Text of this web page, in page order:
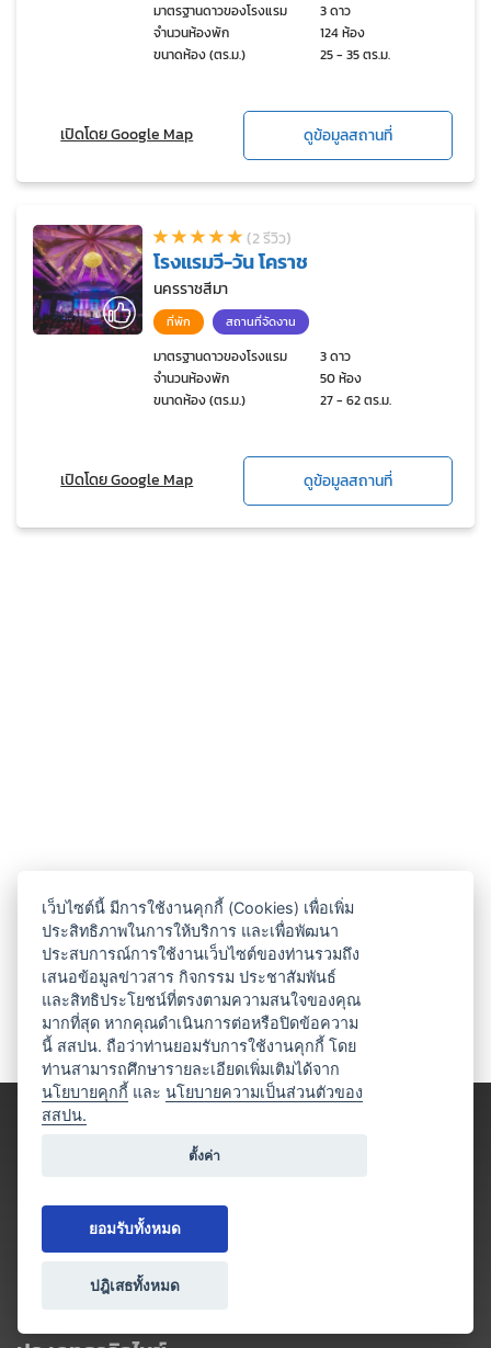
มาตรฐานดาวของโรงแรม
3 ดาว
จำนวนห้องพัก
124 ห้อง
ขนาดห้อง (ตร.ม.)
25 - 35 ตร.ม.
เปิดโดย Google Map ดูข้อมูลสถานที่
(2 รีวิว)
โรงแรมวี-วัน โคราช
นครราชสีมา
ที่พัก สถานที่จัดงาน
มาตรฐานดาวของโรงแรม
3 ดาว
จำนวนห้องพัก
50 ห้อง
ขนาดห้อง (ตร.ม.)
27 - 62 ตร.ม.
เปิดโดย Google Map ดูข้อมูลสถานที่
เว็บไซต์นี้ มีการใช้งานคุกกี้ (Cookies) เพื่อเพิ่ม
ประสิทธิภาพในการให้บริการ และเพื่อพัฒนา
ประสบการณ์การใช้งานเว็บไซต์ของท่านรวมถึง
เสนอข้อมูลข่าวสาร กิจกรรม ประชาสัมพันธ์
และสิทธิประโยชน์ที่ตรงตามความสนใจของคุณ
มากที่สุด หากคุณดำเนินการต่อหรือปิดข้อความ
นี้ สสปน. ถือว่าท่านยอมรับการใช้งานคุกกี้ โดย
ท่านสามารถศึกษารายละเอียดเพิ่มเติมได้จาก
นโยบายคุกกี้ และนโยบายความเป็นส่วนตัวของ
สสปน.
ตั้งค่า
ยอมรับทั้งหมด
ปฎิเสธทั้งหมด